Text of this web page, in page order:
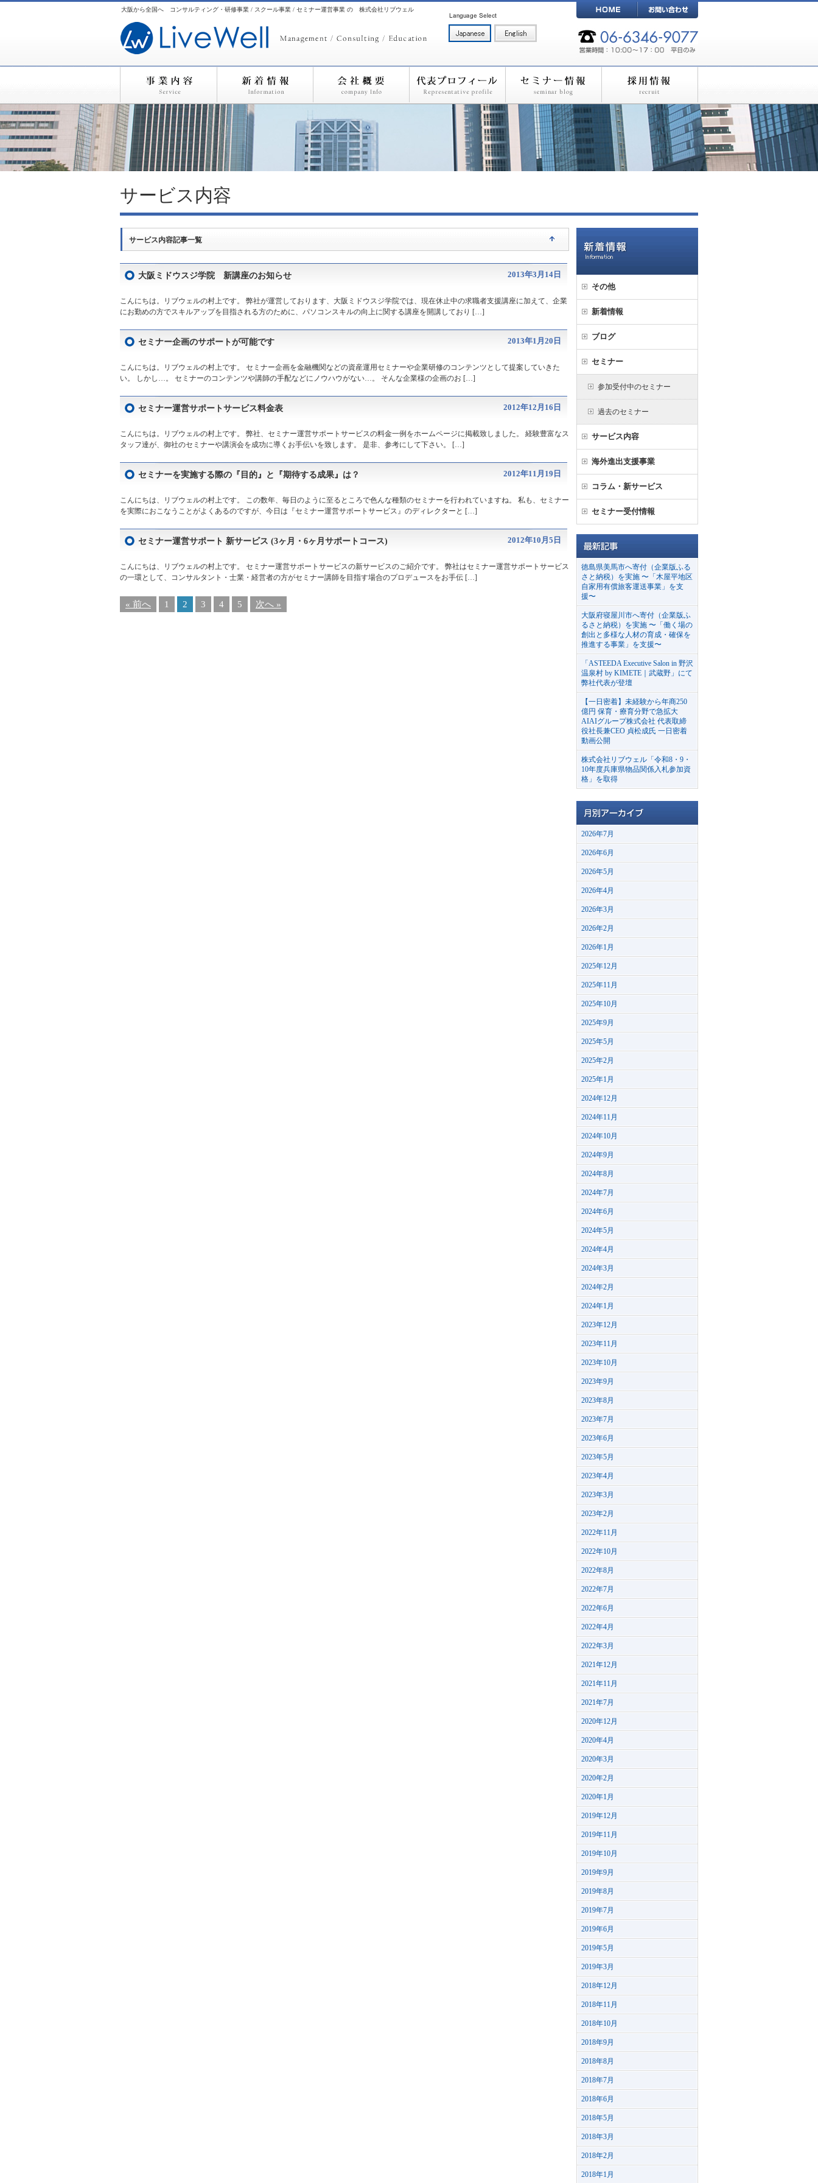
大阪から全国へ コンサルティング・研修事業 / スクール事業 / セミナー運営事業 の 株式会社リブウェル
サービス内容
サービス内容記事一覧
大阪ミドウスジ学院 新講座のお知らせ 2013年3月14日
こんにちは。リブウェルの村上です。 弊社が運営しております、大阪ミドウスジ学院では、現在休止中の求職者支援講座に加えて、企業
にお勤めの方でスキルアップを目指される方のために、パソコンスキルの向上に関する講座を開講しており […]
セミナー企画のサポートが可能です 2013年1月20日
こんにちは。リブウェルの村上です。 セミナー企画を金融機関などの資産運用セミナーや企業研修のコンテンツとして提案していきた
い。 しかし…。 セミナーのコンテンツや講師の手配などにノウハウがない…。 そんな企業様の企画のお […]
セミナー運営サポートサービス料金表 2012年12月16日
こんにちは。リブウェルの村上です。 弊社、セミナー運営サポートサービスの料金一例をホームページに掲載致しました。 経験豊富なス
タッフ達が、御社のセミナーや講演会を成功に導くお手伝いを致します。 是非、参考にして下さい。 […]
セミナーを実施する際の『目的』と『期待する成果』は？ 2012年11月19日
こんにちは、リブウェルの村上です。 この数年、毎日のように至るところで色んな種類のセミナーを行われていますね。 私も、セミナー
を実際におこなうことがよくあるのですが、今日は『セミナー運営サポートサービス』のディレクターと […]
セミナー運営サポート 新サービス (3ヶ月・6ヶ月サポートコース) 2012年10月5日
こんにちは、リブウェルの村上です。 セミナー運営サポートサービスの新サービスのご紹介です。 弊社はセミナー運営サポートサービス
の一環として、コンサルタント・士業・経営者の方がセミナー講師を目指す場合のプロデュースをお手伝 […]
« 前へ 1 2 3 4 5 次へ »
その他
新着情報
ブログ
セミナー
参加受付中のセミナー
過去のセミナー
サービス内容
海外進出支援事業
コラム・新サービス
セミナー受付情報
徳島県美馬市へ寄付（企業版ふる
さと納税）を実施 〜「木屋平地区
自家用有償旅客運送事業」を支
援〜
大阪府寝屋川市へ寄付（企業版ふ
るさと納税）を実施 〜「働く場の
創出と多様な人材の育成・確保を
推進する事業」を支援〜
「ASTEEDA Executive Salon in 野沢
温泉村 by KIMETE｜武蔵野」にて
弊社代表が登壇
【一日密着】未経験から年商250
億円 保育・療育分野で急拡大
AIAIグループ株式会社 代表取締
役社長兼CEO 貞松成氏 一日密着
動画公開
株式会社リブウェル「令和8・9・
10年度兵庫県物品関係入札参加資
格」を取得
2026年7月
2026年6月
2026年5月
2026年4月
2026年3月
2026年2月
2026年1月
2025年12月
2025年11月
2025年10月
2025年9月
2025年5月
2025年2月
2025年1月
2024年12月
2024年11月
2024年10月
2024年9月
2024年8月
2024年7月
2024年6月
2024年5月
2024年4月
2024年3月
2024年2月
2024年1月
2023年12月
2023年11月
2023年10月
2023年9月
2023年8月
2023年7月
2023年6月
2023年5月
2023年4月
2023年3月
2023年2月
2022年11月
2022年10月
2022年8月
2022年7月
2022年6月
2022年4月
2022年3月
2021年12月
2021年11月
2021年7月
2020年12月
2020年4月
2020年3月
2020年2月
2020年1月
2019年12月
2019年11月
2019年10月
2019年9月
2019年8月
2019年7月
2019年6月
2019年5月
2019年3月
2018年12月
2018年11月
2018年10月
2018年9月
2018年8月
2018年7月
2018年6月
2018年5月
2018年3月
2018年2月
2018年1月